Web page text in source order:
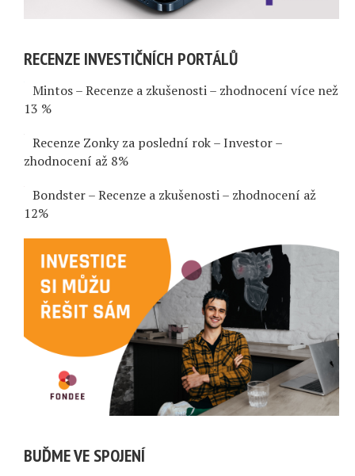
RECENZE INVESTIČNÍCH PORTÁLŮ
Mintos – Recenze a zkušenosti – zhodnocení více než
13 %
Recenze Zonky za poslední rok – Investor –
zhodnocení až 8%
Bondster – Recenze a zkušenosti – zhodnocení až
12%
BUĎME VE SPOJENÍ